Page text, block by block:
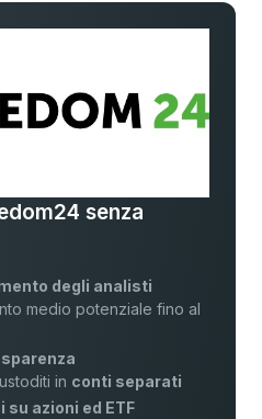
senza
degli analisti
medio potenziale fino al
in conti separati
azioni ed ETF